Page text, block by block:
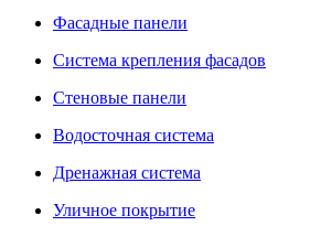
Фасадные панели
Система крепления фасадов
Стеновые панели
Водосточная система
Дренажная система
Уличное покрытие